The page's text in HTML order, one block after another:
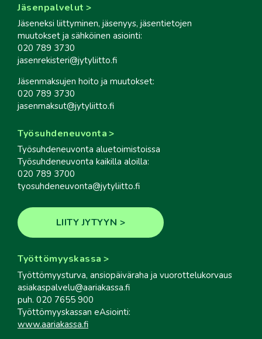
Jäsenpalvelut
Jäseneksi liittyminen, jäsenyys, jäsentietojen
muutokset ja sähköinen asiointi:
020 789 3730
jasenrekisteri@jytyliitto.fi
Jäsenmaksujen hoito ja muutokset:
020 789 3730
jasenmaksut@jytyliitto.fi
Työsuhdeneuvonta
Työsuhdeneuvonta aluetoimistoissa
Työsuhdeneuvonta kaikilla aloilla:
020 789 3700
tyosuhdeneuvonta@jytyliitto.fi
LIITY JYTYYN
Työttömyyskassa
Työttömyysturva, ansiopäiväraha ja vuorottelukorvaus
asiakaspalvelu@aariakassa.fi
puh. 020 7655 900
Työttömyyskassan eAsiointi:
www.aariakassa.fi